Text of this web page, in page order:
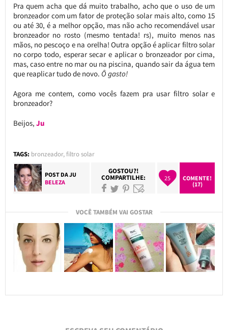
Pra quem acha que dá muito trabalho, acho que o uso de um
bronzeador com um fator de proteção solar mais alto, como 15
ou até 30, é a melhor opção, mas não acho recomendável usar
bronzeador no rosto (mesmo tentada! rs), muito menos nas
mãos, no pescoço e na orelha! Outra opção é aplicar filtro solar
no corpo todo, esperar secar e aplicar o bronzeador por cima,
mas, caso entre no mar ou na piscina, quando sair da água tem
que reaplicar tudo de novo. Ô gasto!
Agora me contem, como vocês fazem pra usar filtro solar e
bronzeador?
Beijos, Ju
TAGS: bronzeador,filtro solar
POST DAJU
BELEZA
GOSTOU?!
COMPARTILHE: 25
COMENTE!
(17)
VOCÊ TAMBÉM VAI GOSTAR